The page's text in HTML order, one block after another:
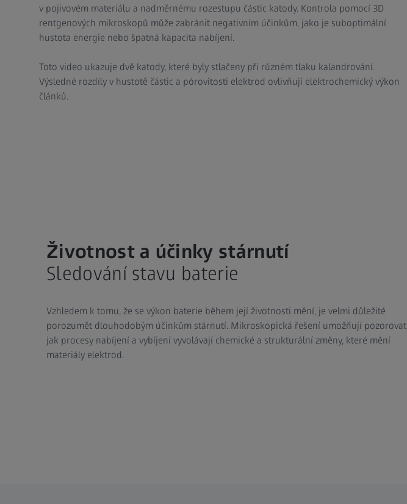
v pojivovém materiálu a nadměrnému rozestupu částic katody. Kontrola pomocí 3D
rentgenových mikroskopů může zabránit negativním účinkům, jako je suboptimální
hustota energie nebo špatná kapacita nabíjení.
Toto video ukazuje dvě katody, které byly stlačeny při různém tlaku kalandrování.
Výsledné rozdíly v hustotě částic a pórovitosti elektrod ovlivňují elektrochemický výkon
článků.
Životnost a účinky stárnutí
Sledování stavu baterie
Vzhledem k tomu, že se výkon baterie během její životnosti mění, je velmi důležité
porozumět dlouhodobým účinkům stárnutí. Mikroskopická řešení umožňují pozorovat,
jak procesy nabíjení a vybíjení vyvolávají chemické a strukturální změny, které mění
materiály elektrod.